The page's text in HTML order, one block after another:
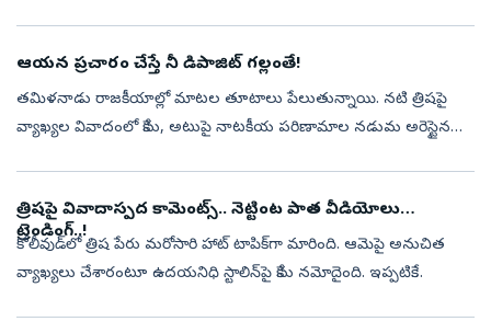
ఆయన ప్రచారం చేస్తే నీ డిపాజిట్‌ గల్లంతే!
తమిళనాడు రాజకీయాల్లో మాటల తూటాలు పేలుతున్నాయి. నటి త్రిషపై
వ్యాఖ్యల వివాదంలో కేసు, అటుపై నాటకీయ పరిణామాల నడుమ అరెస్టైన
త్రిషపై వివాదాస్పద కామెంట్స్.. నెట్టింట పాత వీడియోలు
ట్రెండింగ్..!
కోలీవుడ్‌లో త్రిష పేరు మరోసారి హాట్ టాపిక్‌గా మారింది. ఆమెపై అనుచిత
వ్యాఖ్యలు చేశారంటూ ఉదయనిధి స్టాలిన్‌పై కేసు నమోదైంది. ఇప్పటికే